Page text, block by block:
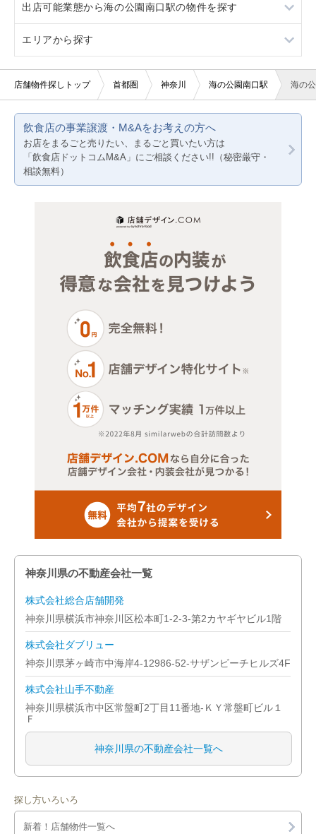
1階
出店可能業態から海の公園南口駅の物件を探す
美容室・理容室
サロン（マッサージ・エステ・ネイルなど）
物販・小売
エリアから探す
東京23区
神奈川
千葉
店舗物件探しトップ 首都圏 神奈川 海の公園南口駅 海の
飲食店の事業譲渡・M&Aをお考えの方へ
お店をまるごと売りたい、まるごと買いたい方は
「飲食店ドットコムM&A」にご相談ください!!（秘密厳守・
相談無料）
神奈川県の不動産会社一覧
株式会社総合店舗開発
神奈川県横浜市神奈川区松本町1-2-3-第2カヤギヤビル1階
株式会社ダブリュー
神奈川県茅ヶ崎市中海岸4-12986-52-サザンビーチヒルズ4F
株式会社山手不動産
神奈川県横浜市中区常盤町2丁目11番地-ＫＹ常盤町ビル１
Ｆ
神奈川県の不動産会社一覧へ
探し方いろいろ
新着！店舗物件一覧へ